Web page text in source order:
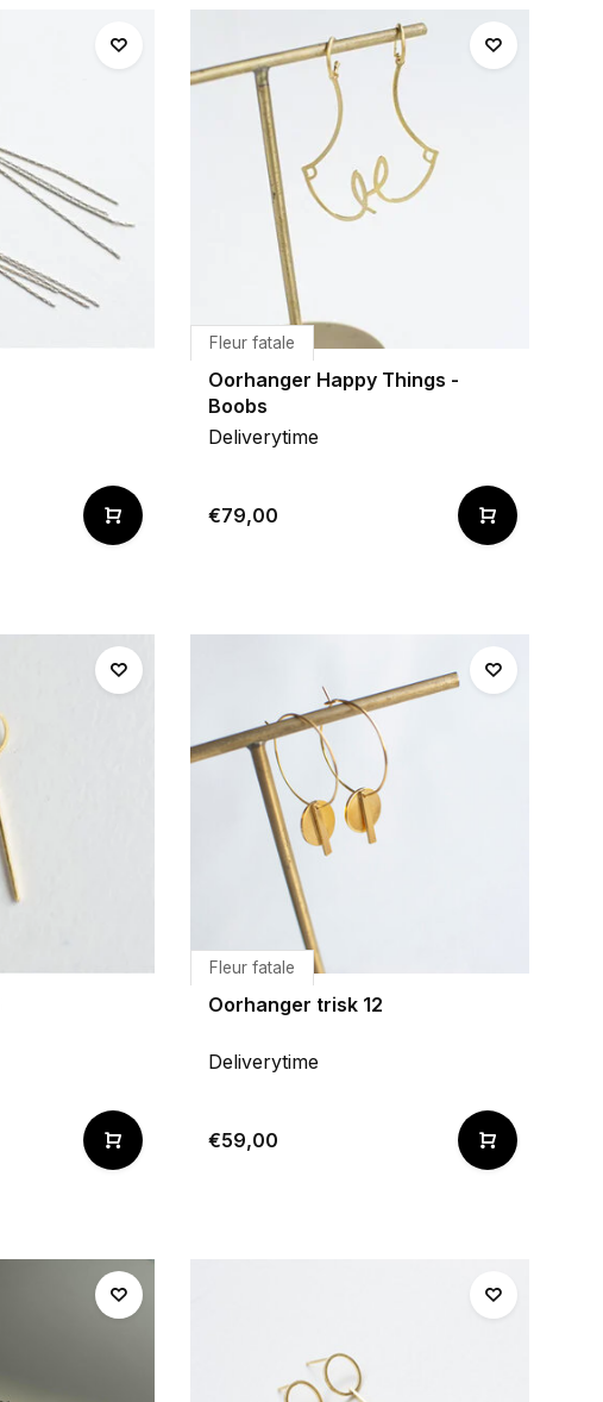
Fleur fatale
Oorhanger Happy Things -
Boobs
Deliverytime
€79,00
Fleur fatale
Oorhanger trisk 12
Deliverytime
€59,00